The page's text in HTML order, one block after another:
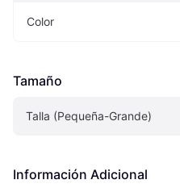
Color
Tamaño
Talla (Pequeña-Grande)
Información Adicional